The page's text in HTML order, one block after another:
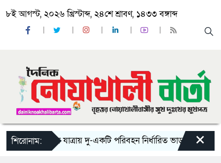
৮ই আগস্ট, ২০২৬ খ্রিস্টাব্দ, ২৪শে শ্রাবণ, ১৪৩৩ বঙ্গাব্দ
শিরোনাম:‘ঈদ যাত্রায় দু-একটি পরিবহন নির্ধারিত ভাড়ার চেয়েও কম
×